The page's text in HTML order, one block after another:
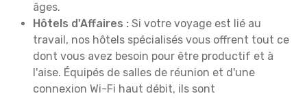
âges.
Hôtels d'Affaires : Si votre voyage est lié au
travail, nos hôtels spécialisés vous offrent tout ce
dont vous avez besoin pour être productif et à
l'aise. Équipés de salles de réunion et d'une
connexion Wi-Fi haut débit, ils sont